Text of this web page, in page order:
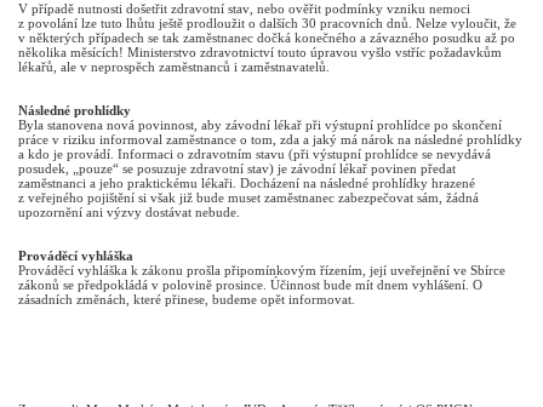
V případě nutnosti došetřit zdravotní stav, nebo ověřit podmínky vzniku nemoci
z povolání lze tuto lhůtu ještě prodloužit o dalších 30 pracovních dnů. Nelze vyloučit, že
v některých případech se tak zaměstnanec dočká konečného a závazného posudku až po
několika měsících! Ministerstvo zdravotnictví touto úpravou vyšlo vstříc požadavkům
lékařů, ale v neprospěch zaměstnanců i zaměstnavatelů.
Následné prohlídky
Byla stanovena nová povinnost, aby závodní lékař při výstupní prohlídce po skončení
práce v riziku informoval zaměstnance o tom, zda a jaký má nárok na následné prohlídky
a kdo je provádí. Informaci o zdravotním stavu (při výstupní prohlídce se nevydává
posudek, „pouze“ se posuzuje zdravotní stav) je závodní lékař povinen předat
zaměstnanci a jeho praktickému lékaři. Docházení na následné prohlídky hrazené
z veřejného pojištění si však již bude muset zaměstnanec zabezpečovat sám, žádná
upozornění ani výzvy dostávat nebude.
Prováděcí vyhláška
Prováděcí vyhláška k zákonu prošla připomínkovým řízením, její uveřejnění ve Sbírce
zákonů se předpokládá v polovině prosince. Účinnost bude mít dnem vyhlášení. O
zásadních změnách, které přinese, budeme opět informovat.